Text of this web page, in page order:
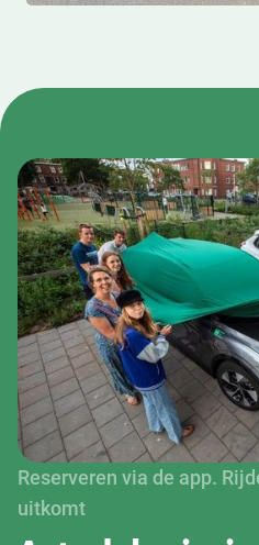
Reserveren via de app.
uitkomt